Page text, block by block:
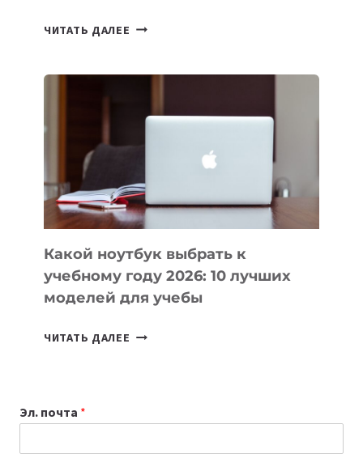
ЧИТАТЬ ДАЛЕЕ 7
ПОМОГАЮТ
СОЗДАВАТЬ
БЕЗ
СЛОЖНОГО
КОДА
Какой ноутбук выбрать к
учебному году 2026: 10 лучших
моделей для учебы
ЧИТАТЬ ДАЛЕЕ КАКОЙ
Эл. почта *